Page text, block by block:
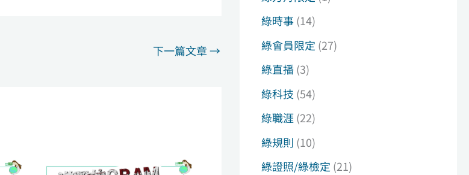
下一篇文章→
綠時事(14)
綠會員限定 (27)
綠直播(3)
綠科技 (54)
綠職涯(22)
綠規則 (10)
綠證照/綠檢定 (21)